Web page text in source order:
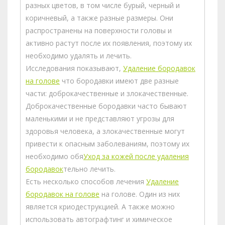
разных цветов, в том числе бурый, черный и
коричневый, а также разные размеры. Они
распространены на поверхности головы и
активно растут после их появления, поэтому их
необходимо удалять и лечить.
Исследования показывают, Удаление бородавок
на голове что бородавки имеют две разные
части: доброкачественные и злокачественные.
Доброкачественные бородавки часто бывают
маленькими и не представляют угрозы для
здоровья человека, а злокачественные могут
привести к опасным заболеваниям, поэтому их
необходимо обяУход за кожей после удаления
бородавоктельно лечить.
Есть несколько способов лечения Удаление
бородавок на голове на голове. Один из них
является криодеструкцией. А также можно
использовать автографтинг и химическое